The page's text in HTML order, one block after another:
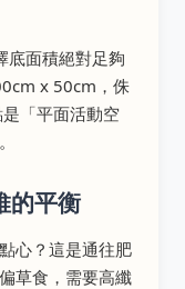
底面積絕對足夠
x 50cm，侏
「平面活動空
的平衡
心？這是通往肥
草食，需要高纖